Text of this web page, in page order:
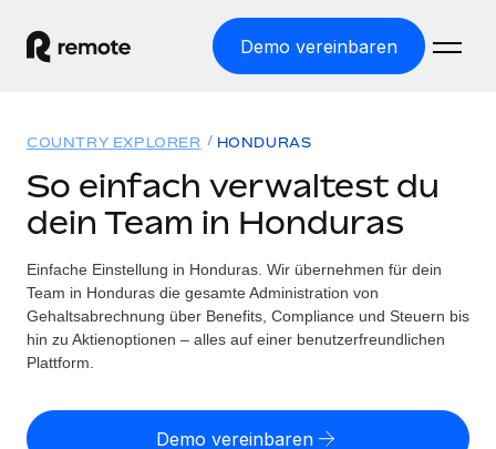
Demo vereinbaren
WELTWEITE BESCHÄFTIGUNG
Globale Payroll
Einfache, rechtssicher Payroll
Employer of Record
Weltweites Wachstum ohne Kosten für Niederlassungen
Contractor of Record
Rechtssichere, weltweite Arbeit mit Freelancer:innen
Lösungen
WELTWEITE ABDECKUNG
Country Explorer
Länderspezifische Unterstützung bei der Einstellung
Einfache Einstellung in allen US-Bundesstaaten
Ressourcen
TOOLS UND RECHNER
Scheinselbstständigkeitsrisiko berechnen
Preise
COUNTRY EXPLORER HONDURAS
So einfach verwaltest du
dein Team in Honduras
Einfache Einstellung in Honduras. Wir übernehmen für dein
Team in Honduras die gesamte Administration von
Gehaltsabrechnung über Benefits, Compliance und Steuern bis
hin zu Aktienoptionen – alles auf einer benutzerfreundlichen
Plattform.
Demo vereinbaren